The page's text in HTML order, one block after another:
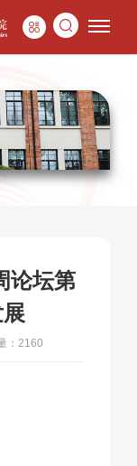
论坛第
：2160